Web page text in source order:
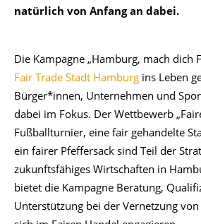
natürlich von Anfang an dabei.
Die Kampagne „Hamburg, mach dich
Fair Trade Stadt Hamburg ins Leben
Bürger*innen, Unternehmen und
dabei im Fokus. Der Wettbewerb
Fußballturnier, eine fair gehandelte
ein fairer Pfeffersack sind Teil der
zukunftsfähiges Wirtschaften in
bietet die Kampagne Beratung,
Unterstützung bei der Vernetzung